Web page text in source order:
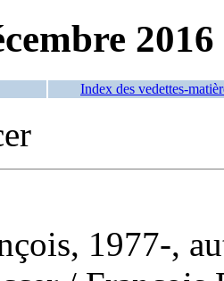
2016
Index des vedettes-
1977-,